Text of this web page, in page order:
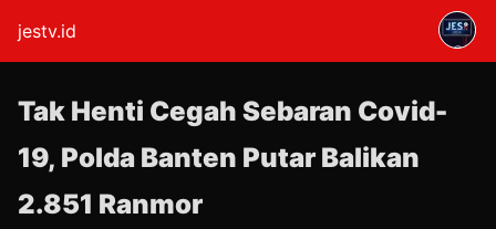
jestv.id
Tak Henti Cegah Sebaran Covid-
19, Polda Banten Putar Balikan
2.851 Ranmor